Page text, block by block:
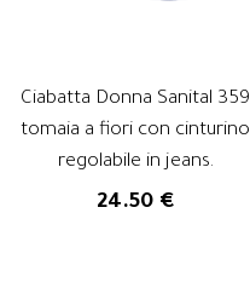
Ciabatta Donna Sanital 359
tomaia a fiori con cinturino
regolabile in jeans.
24.50 €